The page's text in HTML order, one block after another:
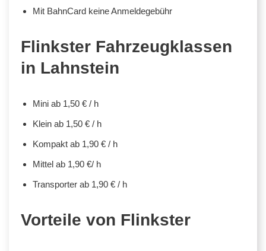
Mit BahnCard keine Anmeldegebühr
Flinkster Fahrzeugklassen
in Lahnstein
Mini ab 1,50 € / h
Klein ab 1,50 € / h
Kompakt ab 1,90 € / h
Mittel ab 1,90 €/ h
Transporter ab 1,90 € / h
Vorteile von Flinkster